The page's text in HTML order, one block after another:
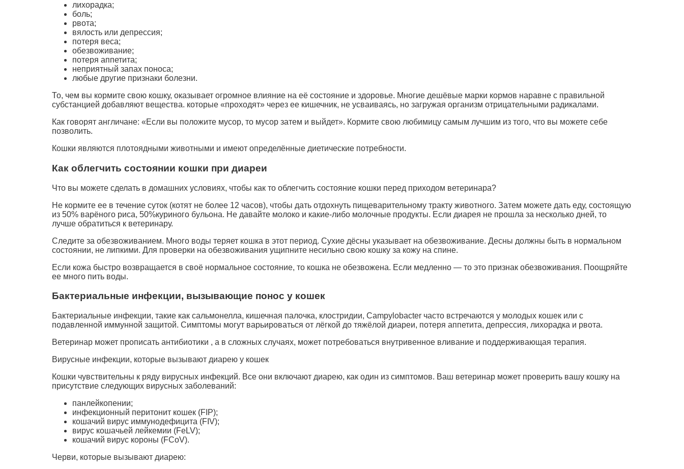
лихорадка;
боль;
рвота;
вялость или депрессия;
потеря веса;
обезвоживание;
потеря аппетита;
неприятный запах поноса;
любые другие признаки болезни.
То, чем вы кормите свою кошку, оказывает огромное влияние на её состояние и здоровье. Многие дешёвые марки кормов наравне с правильной
субстанцией добавляют вещества. которые «проходят» через ее кишечник, не усваиваясь, но загружая организм отрицательными радикалами.
Как говорят англичане: «Если вы положите мусор, то мусор затем и выйдет». Кормите свою любимицу самым лучшим из того, что вы можете себе
позволить.
Кошки являются плотоядными животными и имеют определённые диетические потребности.
Как облегчить состоянии кошки при диареи
Что вы можете сделать в домашних условиях, чтобы как то облегчить состояние кошки перед приходом ветеринара?
Не кормите ее в течение суток (котят не более 12 часов), чтобы дать отдохнуть пищеварительному тракту животного. Затем можете дать еду, состоящую
из 50% варёного риса, 50%куриного бульона. Не давайте молоко и какие-либо молочные продукты. Если диарея не прошла за несколько дней, то
лучше обратиться к ветеринару.
Следите за обезвоживанием. Много воды теряет кошка в этот период. Сухие дёсны указывает на обезвоживание. Десны должны быть в нормальном
состоянии, не липкими. Для проверки на обезвоживания ущипните несильно свою кошку за кожу на спине.
Если кожа быстро возвращается в своё нормальное состояние, то кошка не обезвожена. Если медленно — то это признак обезвоживания. Поощряйте
ее много пить воды.
Бактериальные инфекции, вызывающие понос у кошек
Бактериальные инфекции, такие как сальмонелла, кишечная палочка, клостридии, Campylobacter часто встречаются у молодых кошек или с
подавленной иммунной защитой. Симптомы могут варьироваться от лёгкой до тяжёлой диареи, потеря аппетита, депрессия, лихорадка и рвота.
Ветеринар может прописать антибиотики , а в сложных случаях, может потребоваться внутривенное вливание и поддерживающая терапия.
Вирусные инфекции, которые вызывают диарею у кошек
Кошки чувствительны к ряду вирусных инфекций. Все они включают диарею, как один из симптомов. Ваш ветеринар может проверить вашу кошку на
присутствие следующих вирусных заболеваний:
панлейкопении;
инфекционный перитонит кошек (FIP);
кошачий вирус иммунодефицита (FIV);
вирус кошачьей лейкемии (FeLV);
кошачий вирус короны (FCoV).
Черви, которые вызывают диарею: